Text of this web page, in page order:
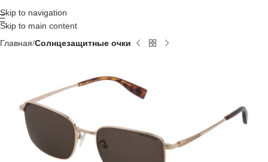
Skip to navigation
Skip to main content
Главная Солнцезащитные очки